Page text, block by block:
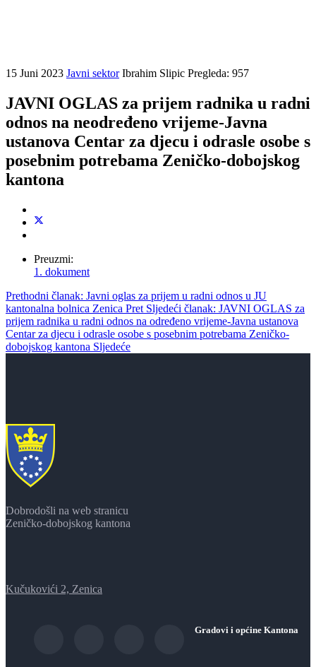
15 Juni 2023 Javni sektor Ibrahim Slipic Pregleda: 957
JAVNI OGLAS za prijem radnika u radni
odnos na neodređeno vrijeme-Javna
ustanova Centar za djecu i odrasle osobe s
posebnim potrebama Zeničko-dobojskog
kantona
Preuzmi:
1. dokument
Prethodni članak: Javni oglas za prijem u radni odnos u JU
kantonalna bolnica Zenica Pret Sljedeći članak: JAVNI OGLAS za
prijem radnika u radni odnos na određeno vrijeme-Javna ustanova
Centar za djecu i odrasle osobe s posebnim potrebama Zeničko-
dobojskog kantona Sljedeće
Dobrodošli na web stranicu
Zeničko-dobojskog kantona
Kučukovići 2, Zenica
Gradovi i općine Kantona